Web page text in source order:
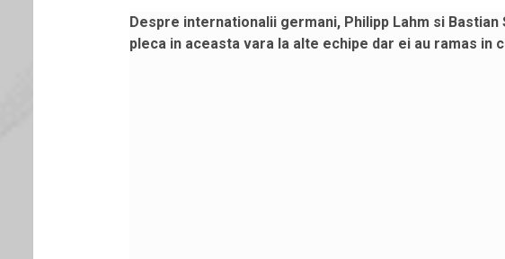
Despre internationalii germani, Philipp Lahm si
pleca in aceasta vara la alte echipe dar ei au ramas in